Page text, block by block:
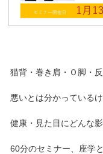
猫背・巻き肩・Ｏ脚・
悪いとは分かっている
健康・見た目にどんな
60分のセミナー、座学